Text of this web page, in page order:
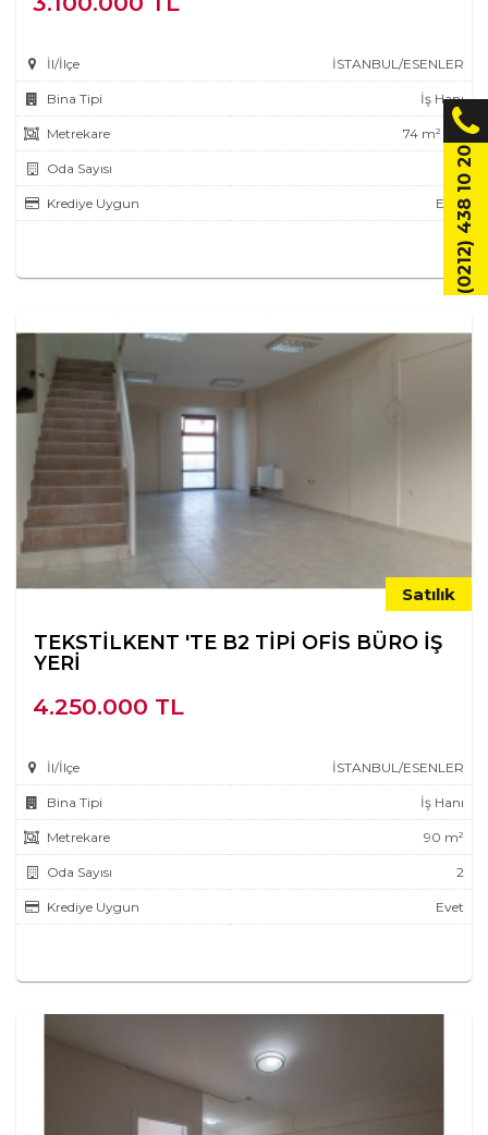
İl/İlçe İSTANBUL/ESENLER
Bina Tipi İş Hanı
Metrekare 74 m² m²
Oda Sayısı 2
Krediye Uygun Evet
Satılık
TEKSTİLKENT 'TE B2 TİPİ OFİS BÜRO İŞ
YERİ
4.250.000 TL
İl/İlçe İSTANBUL/ESENLER
Bina Tipi İş Hanı
Metrekare 90 m²
Oda Sayısı 2
Krediye Uygun Evet
(0212) 438 10 20